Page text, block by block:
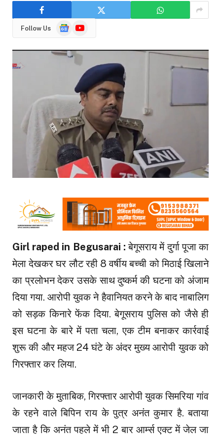
Follow Us
GoogleYouTube
Girl raped in Begusarai :बेगूसराय में दुर्गा पूजा का
मेला देखकर घर लौट रही 8 वर्षीय बच्ची को मिठाई खिलाने
का प्रलोभन देकर उसके साथ दुष्कर्म की घटना को अंजाम
दिया गया. आरोपी युवक ने हैवानियत करने के बाद नाबालिग
को सड़क किनारे फेंक दिया. बेगूसराय पुलिस को जैसे ही
इस घटना के बारे में पता चला, एक टीम बनाकर कार्रवाई
शुरू की और महज 24 घंटे के अंदर मुख्य आरोपी युवक को
गिरफ्तार कर लिया.
जानकारी के मुताबिक, गिरफ्तार आरोपी युवक सिमरिया गांव
के रहने वाले बिपिन राय के पुत्र अनंत कुमार है. बताया
जाता है कि अनंत पहले में भी 2 बार आर्म्स एक्ट में जेल जा